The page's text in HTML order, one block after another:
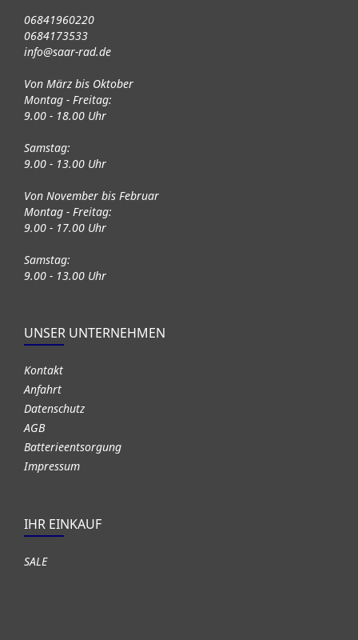
06841960220
0684173533
info@saar-rad.de
Von März bis Oktober
Montag - Freitag:
9.00 - 18.00 Uhr
Samstag:
9.00 - 13.00 Uhr
Von November bis Februar
Montag - Freitag:
9.00 - 17.00 Uhr
Samstag:
9.00 - 13.00 Uhr
UNSER UNTERNEHMEN
Kontakt
Anfahrt
Datenschutz
AGB
Batterieentsorgung
Impressum
IHR EINKAUF
SALE